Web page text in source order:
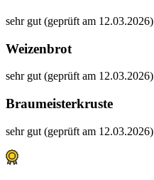
sehr gut (geprüft am 12.03.2026)
Weizenbrot
sehr gut (geprüft am 12.03.2026)
Braumeisterkruste
sehr gut (geprüft am 12.03.2026)